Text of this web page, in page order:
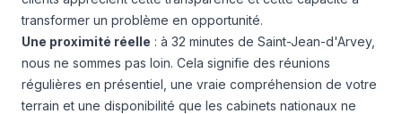
transformer un problème en opportunité.
Une proximité réelle : à 32 minutes de Saint-Jean-d'Arvey,
nous ne sommes pas loin. Cela signifie des réunions
régulières en présentiel, une vraie compréhension de votre
terrain et une disponibilité que les cabinets nationaux ne